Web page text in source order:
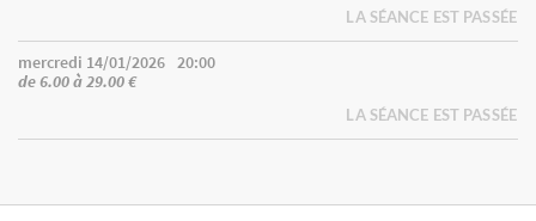
LA SÉANCE EST PASSÉE
mercredi 14/01/2026 20:00
de 6.00 à 29.00 €
LA SÉANCE EST PASSÉE